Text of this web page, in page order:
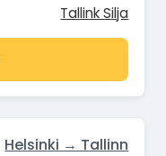
Tallink Silja
Helsinki → Tallinn